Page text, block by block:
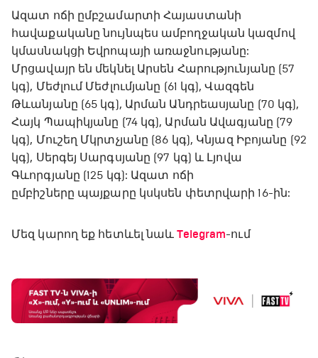
Ազատ ոճի ըմբշամարտի Հայաստանի
հավաքականը նույնպես ամբողջական կազմով
կմասնակցի Եվրոպայի առաջնությանը:
Մրցավայր են մեկնել Արսեն Հարությունյանը (57
կգ), Մեժլում Մեժլումյանը (61 կգ), Վազգեն
Թևանյանը (65 կգ), Արման Անդրեասյանը (70 կգ),
Հայկ Պապիկյանը (74 կգ), Արման Ավագյանը (79
կգ), Մուշեղ Մկրտչյանը (86 կգ), Կնյազ Իբոյանը (92
կգ), Սերգեյ Սարգսյանը (97 կգ) և Լյովա
Գևորգյանը (125 կգ): Ազատ ոճի
ըմբիշները պայքարը կսկսեն փետրվարի 16-ին:
Մեզ կարող եք հետևել նաև Telegram-ում